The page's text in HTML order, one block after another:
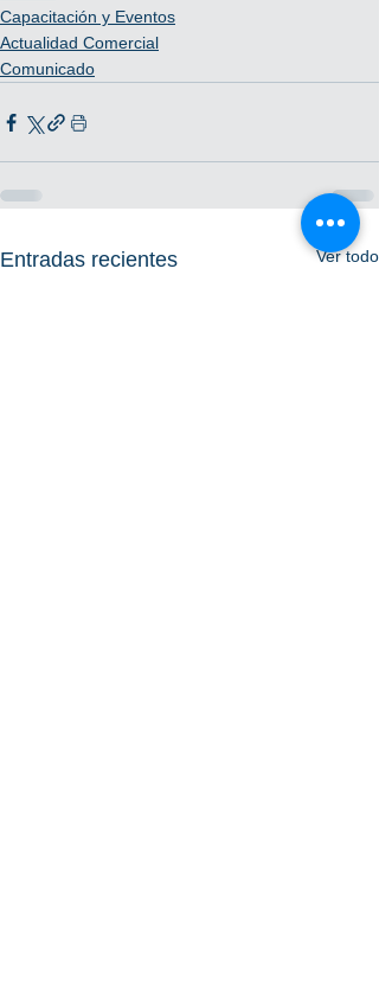
Capacitación y Eventos
Actualidad Comercial
Comunicado
Entradas recientes Ver todo